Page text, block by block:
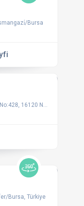
Bursa
Nilüfer/Bursa
Bursa, Türkiye